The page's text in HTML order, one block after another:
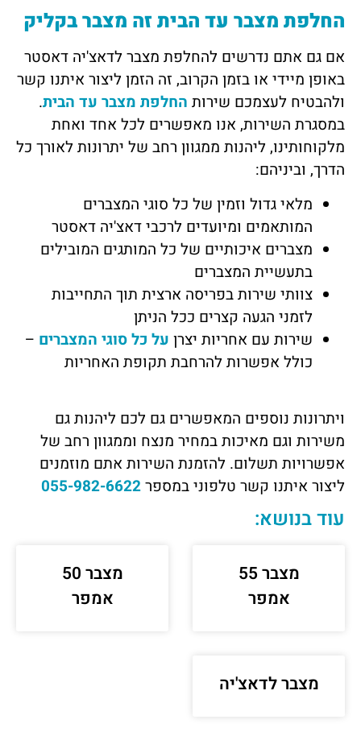
החלפת מצבר עד הבית זה מצבר בקליק
אם גם אתם נדרשים להחלפת מצבר לדאצ'יה דאסטר
באופן מיידי או בזמן הקרוב, זה הזמן ליצור איתנו קשר
ולהבטיח לעצמכם שירות החלפת מצבר עד הבית.
במסגרת השירות, אנו מאפשרים לכל אחד ואחת
מלקוחותינו, ליהנות ממגוון רחב של יתרונות לאורך כל
הדרך, וביניהם:
מלאי גדול וזמין של כל סוגי המצברים
המותאמים ומיועדים לרכבי דאצ'יה דאסטר
מצברים איכותיים של כל המותגים המובילים
בתעשיית המצברים
צוותי שירות בפריסה ארצית תוך התחייבות
לזמני הגעה קצרים ככל הניתן
שירות עם אחריות יצרן על כל סוגי המצברים –
כולל אפשרות להרחבת תקופת האחריות
ויתרונות נוספים המאפשרים גם לכם ליהנות גם
משירות וגם מאיכות במחיר מנצח וממגוון רחב של
אפשרויות תשלום. להזמנת השירות אתם מוזמנים
ליצור איתנו קשר טלפוני במספר055-982-6622
עוד בנושא:
מצבר 55
אמפר
מצבר 50
אמפר
מצבר לדאצ'יה